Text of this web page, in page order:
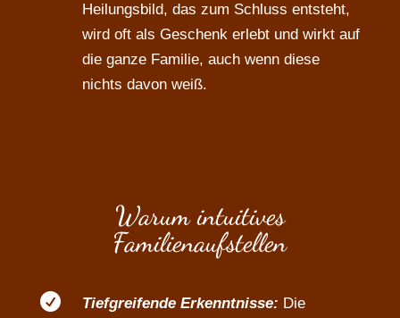
Heilungsbild, das zum Schluss entsteht,
wird oft als Geschenk erlebt und wirkt auf
die ganze Familie, auch wenn diese
nichts davon weiß.
Warum intuitives
Familienaufstellen
 Tiefgreifende Erkenntnisse: Die